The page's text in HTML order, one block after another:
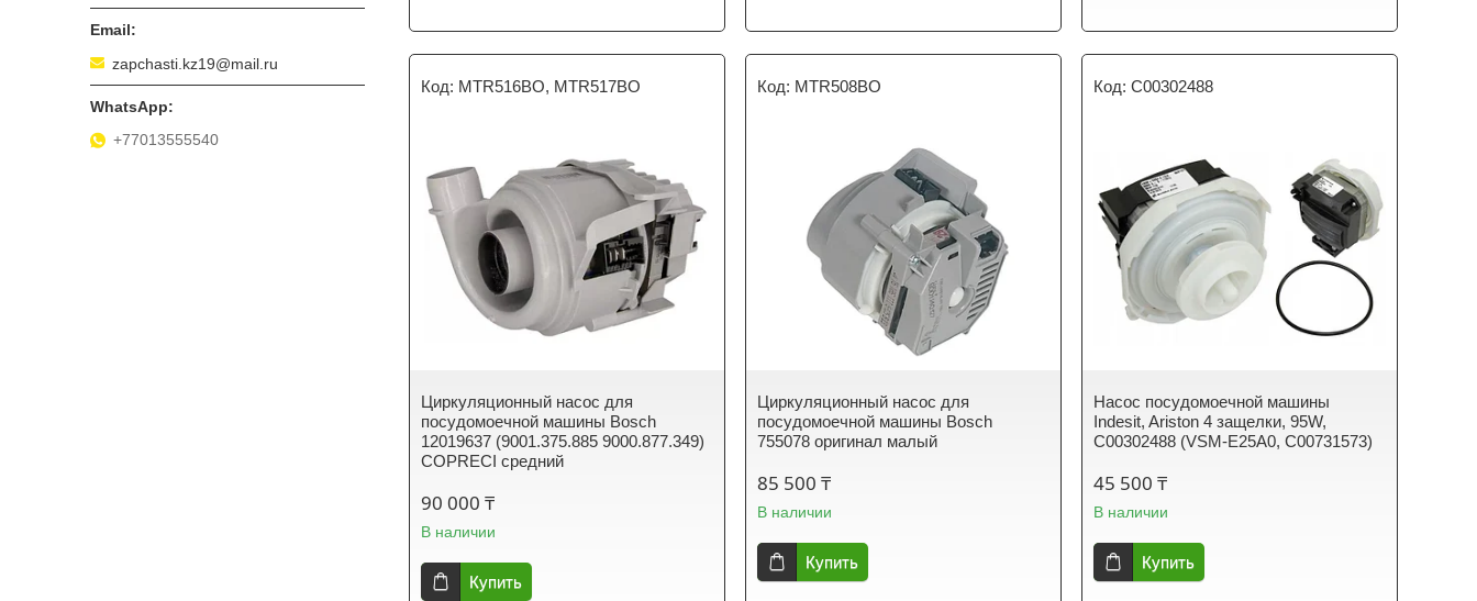
MTR516BO, MTR517BO
Циркуляционный насос для
посудомоечной машины Bosch
12019637 (9001.375.885 9000.877.349)
COPRECI средний
90 000 ₸
В наличии
Купить
MTR508BO
Циркуляционный насос для
посудомоечной машины Bosch
755078 оригинал малый
85 500 ₸
В наличии
Купить
C00302488
Насос посудомоечной машины
Indesit, Ariston 4 защелки, 95W,
C00302488 (VSM-E25A0, C00731573)
45 500 ₸
В наличии
Купить
zapchasti.kz19@mail.ru
+77013555540